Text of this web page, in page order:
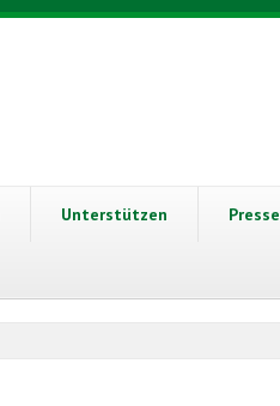
Unterstützen Presse